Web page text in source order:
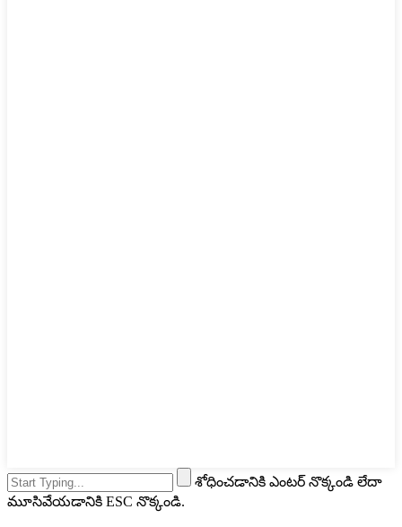
శోధించడానికి ఎంటర్ నొక్కండి లేదా
మూసివేయడానికి ESC నొక్కండి.